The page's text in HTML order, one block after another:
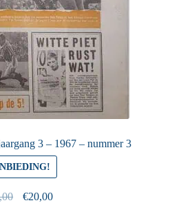
3 – 1967 – nummer 3
Oorspronkelijke
€20,00Huidige